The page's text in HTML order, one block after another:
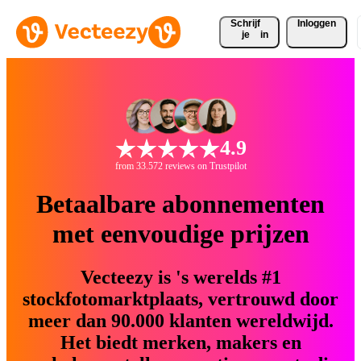
Schrijf
je
in
Inloggen
4.9
from 33.572 reviews on Trustpilot
Betaalbare abonnementen
met eenvoudige prijzen
Vecteezy is 's werelds #1
stockfotomarktplaats, vertrouwd door
meer dan 90.000 klanten wereldwijd.
Het biedt merken, makers en